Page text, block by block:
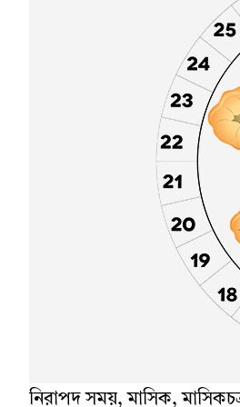
নিরাপদ সময়, মাসিক,